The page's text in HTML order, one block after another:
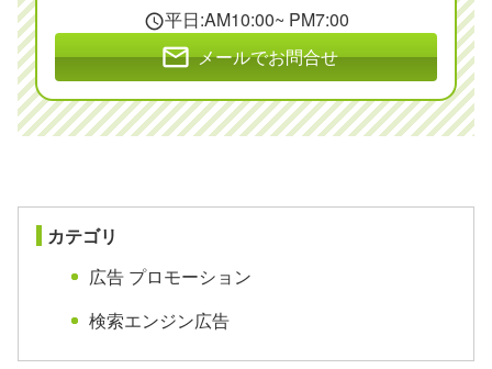
schedule平日:AM10:00~ PM7:00
mail メールでお問合せ
カテゴリ
広告 プロモーション
検索エンジン広告